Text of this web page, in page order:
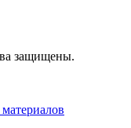
защищены.